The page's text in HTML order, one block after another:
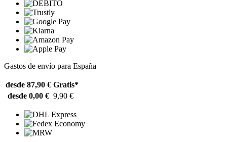
Gastos de envío para España
desde 87,90 € Gratis*
desde 0,00 € 9,90 €